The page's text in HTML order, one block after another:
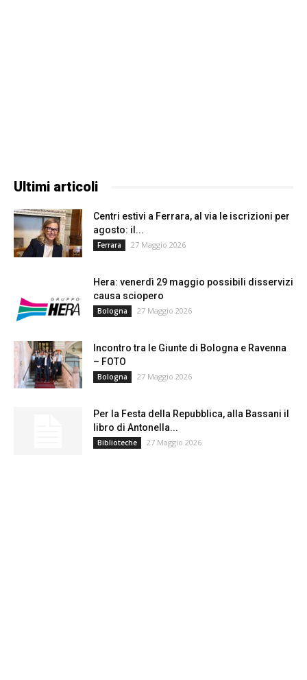
Ultimi articoli
Centri estivi a Ferrara, al via le iscrizioni per
agosto: il...
Ferrara 27 Maggio 2026
Hera: venerdì 29 maggio possibili disservizi
causa sciopero
Bologna 27 Maggio 2026
Incontro tra le Giunte di Bologna e Ravenna
– FOTO
Bologna 27 Maggio 2026
Per la Festa della Repubblica, alla Bassani il
libro di Antonella...
Biblioteche 27 Maggio 2026